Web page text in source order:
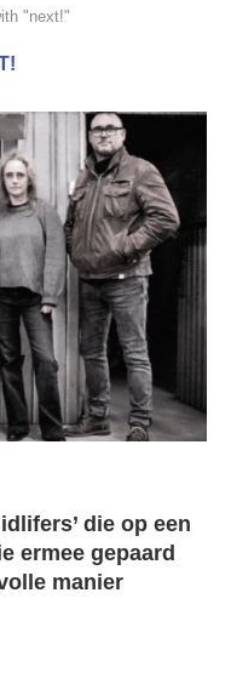
"next!"
die op een
ermee gepaard
manier